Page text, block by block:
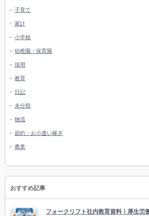
子育て
家計
小学校
幼稚園・保育園
採用
教育
日記
未分類
物流
節約・お小遣い稼ぎ
農業
おすすめ記事
フォークリフト社内教育資料！厚生労